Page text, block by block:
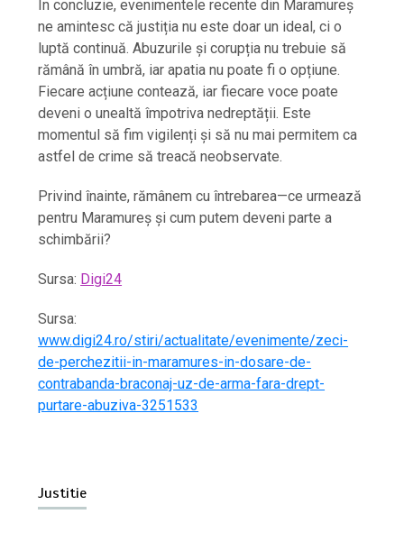
În concluzie, evenimentele recente din Maramureș
ne amintesc că justiția nu este doar un ideal, ci o
luptă continuă. Abuzurile și corupția nu trebuie să
rămână în umbră, iar apatia nu poate fi o opțiune.
Fiecare acțiune contează, iar fiecare voce poate
deveni o unealtă împotriva nedreptății. Este
momentul să fim vigilenți și să nu mai permitem ca
astfel de crime să treacă neobservate.
Privind înainte, rămânem cu întrebarea—ce urmează
pentru Maramureș și cum putem deveni parte a
schimbării?
Sursa: Digi24
Sursa:
www.digi24.ro/stiri/actualitate/evenimente/zeci-
de-perchezitii-in-maramures-in-dosare-de-
contrabanda-braconaj-uz-de-arma-fara-drept-
purtare-abuziva-3251533
Justitie